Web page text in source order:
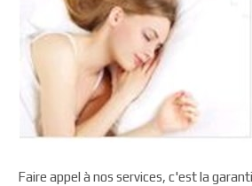
Faire appel à nos services, c'est la